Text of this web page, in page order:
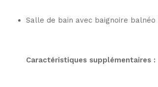
Salle de bain avec baignoire balnéo
Caractéristiques supplémentaires :